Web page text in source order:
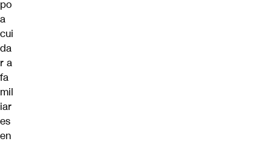
po
a
cui
da
r a
fa
mil
iar
es
en